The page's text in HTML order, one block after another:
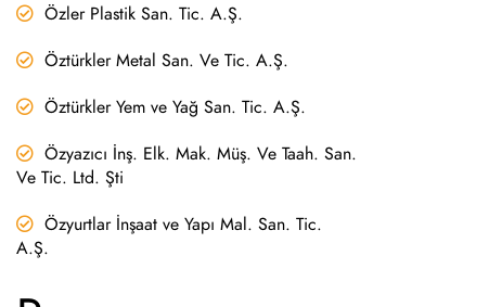
Özler Plastik San. Tic. A.Ş.
Öztürkler Metal San. Ve Tic. A.Ş.
Öztürkler Yem ve Yağ San. Tic. A.Ş.
Özyazıcı İnş. Elk. Mak. Müş. Ve Taah. San.
Ve Tic. Ltd. Şti
Özyurtlar İnşaat ve Yapı Mal. San. Tic.
A.Ş.